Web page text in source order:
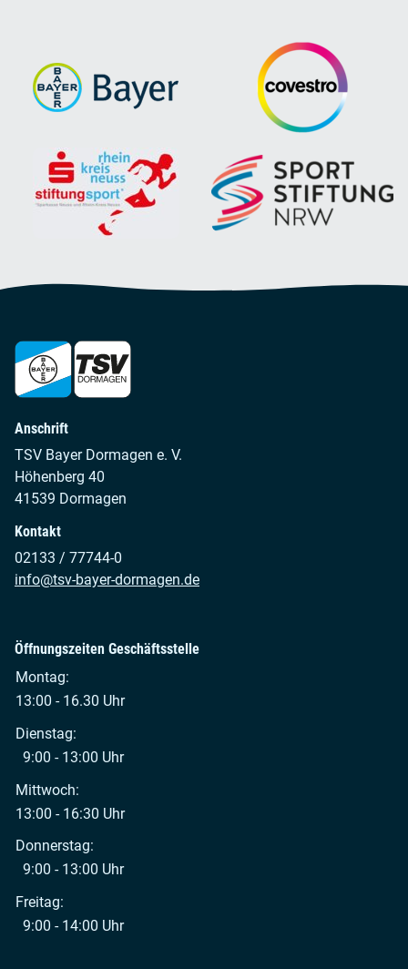
Anschrift
TSV Bayer Dormagen e. V.
Höhenberg 40
41539 Dormagen
Kontakt
02133 / 77744-0
info@tsv-bayer-dormagen.de
Öffnungszeiten Geschäftsstelle
Montag:
13:00 - 16.30 Uhr
Dienstag:
9:00 - 13:00 Uhr
Mittwoch:
13:00 - 16:30 Uhr
Donnerstag:
9:00 - 13:00 Uhr
Freitag:
9:00 - 14:00 Uhr